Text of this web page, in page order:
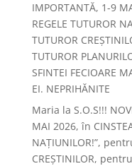
IMPORTANTĂ, 1-9
REGELE TUTUROR
TUTUROR
TUTUROR
SFINTEI FECIOARE
EI. NEPRIHĂNITE
Maria la S.O.S!!!
MAI 2026, în
NAȚIUNILOR!”,
CREȘTINILOR,